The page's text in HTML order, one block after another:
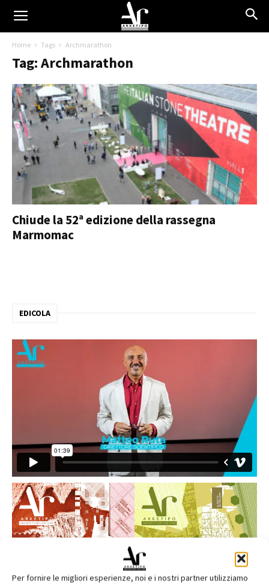
Per fornire le migliori esperienze, noi e i nostri partner utilizziamo
Home Tags Archmarathon
Tag: Archmarathon
Chiude la 52ª edizione della rassegna
Marmomac
EDICOLA